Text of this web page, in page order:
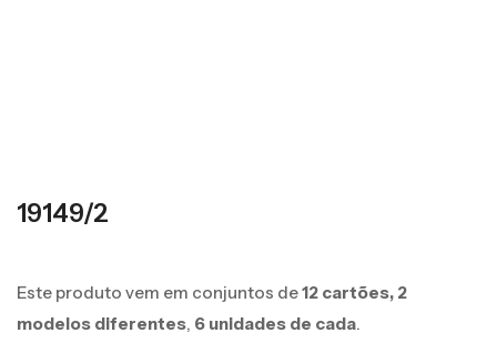
19149/2
Este produto vem em conjuntos de12 cartões, 2
modelos diferentes, 6 unidades de cada.